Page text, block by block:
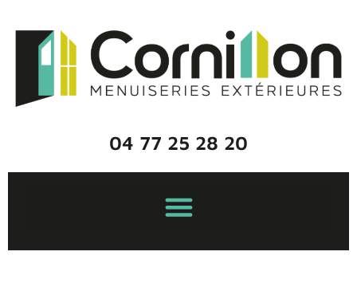
04 77 25 28 20